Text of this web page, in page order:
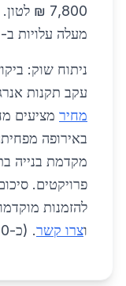
7,800 ₪
מעלה עלויות ב-8%.
עקב תקנות
מחיר מציעים
באירופה
פרויקטים.
להזמנות
וצרו קשר. (כ-820 מילים)